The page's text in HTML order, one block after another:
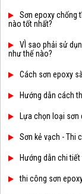
Sơn epoxy chống
nào tốt nhất?
VÌ sao phải sử
như thế nào?
Cách sơn epoxy
Hướng dẫn cách
Lựa chọn loại sơn
Sơn kẻ vạch - Thi
Hướng dẫn chi
thi công sơn